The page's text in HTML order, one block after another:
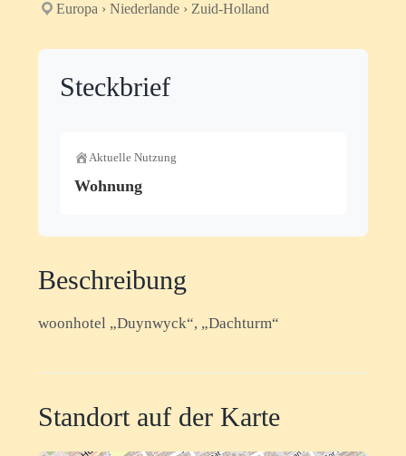
Europa › Niederlande › Zuid-Holland
Steckbrief
Aktuelle Nutzung
Wohnung
Beschreibung
woonhotel „Duynwyck“, „Dachturm“
Standort auf der Karte